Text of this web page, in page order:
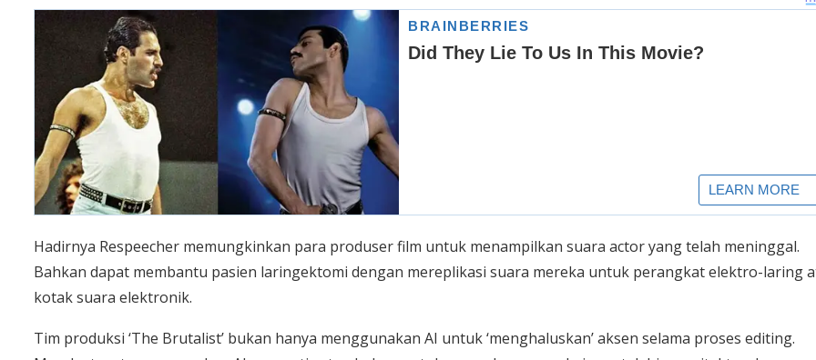
Hadirnya Respeecher memungkinkan para produser film untuk menampilkan suara actor yang telah meninggal.
Bahkan dapat membantu pasien laringektomi dengan mereplikasi suara mereka untuk perangkat elektro-laring
kotak suara elektronik.
Tim produksi ‘The Brutalist’ bukan hanya menggunakan AI untuk ‘menghaluskan’ aksen selama proses editing.